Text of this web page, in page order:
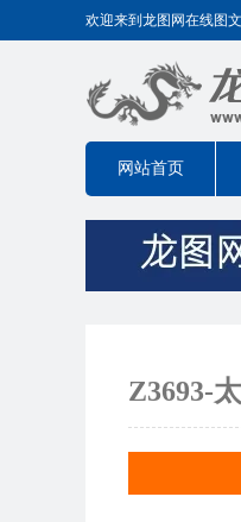
欢迎来到龙图网在线图
网站首页
Z3693-